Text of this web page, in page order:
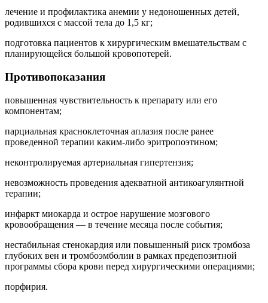
лечение и профилактика анемии у недоношенных детей,
родившихся с массой тела до 1,5 кг;
подготовка пациентов к хирургическим вмешательствам с
планирующейся большой кровопотерей.
Противопоказания
повышенная чувствительность к препарату или его
компонентам;
парциальная красноклеточная аплазия после ранее
проведенной терапии каким-либо эритропоэтином;
неконтролируемая артериальная гипертензия;
невозможность проведения адекватной антикоагулянтной
терапии;
инфаркт миокарда и острое нарушение мозгового
кровообращения — в течение месяца после события;
нестабильная стенокардия или повышенный риск тромбоза
глубоких вен и тромбоэмболии в рамках предепозитной
программы сбора крови перед хирургическими операциями;
порфирия.